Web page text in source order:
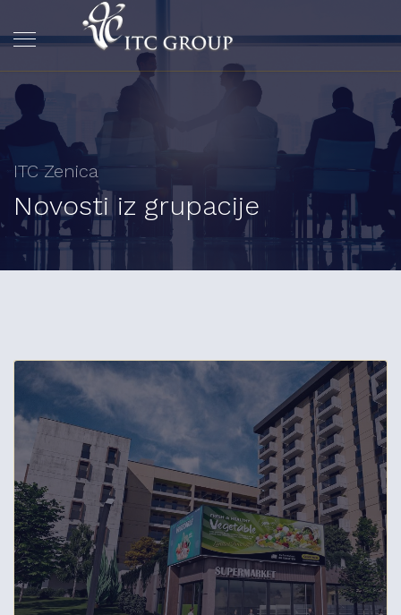
ITC Zenica
Novosti iz grupacije